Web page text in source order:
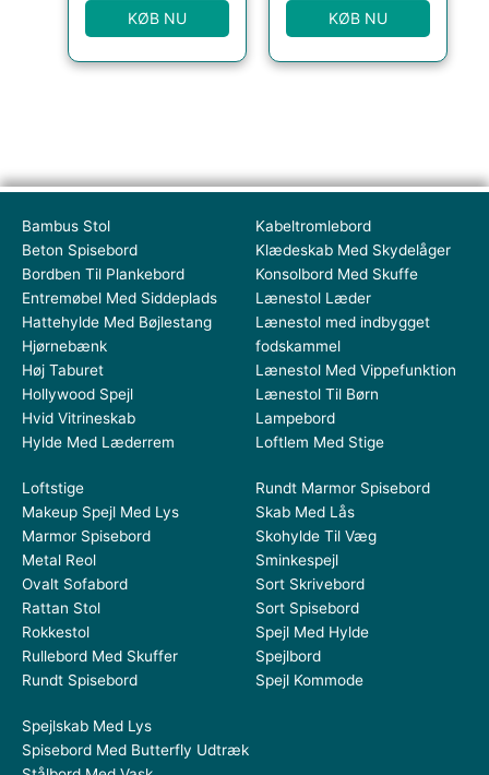
KØB NU KØB NU
Bambus Stol
Beton Spisebord
Bordben Til Plankebord
Entremøbel Med Siddeplads
Hattehylde Med Bøjlestang
Hjørnebænk
Høj Taburet
Hollywood Spejl
Hvid Vitrineskab
Hylde Med Læderrem
Kabeltromlebord
Klædeskab Med Skydelåger
Konsolbord Med Skuffe
Lænestol Læder
Lænestol med indbygget
fodskammel
Lænestol Med Vippefunktion
Lænestol Til Børn
Lampebord
Loftlem Med Stige
Loftstige
Makeup Spejl Med Lys
Marmor Spisebord
Metal Reol
Ovalt Sofabord
Rattan Stol
Rokkestol
Rullebord Med Skuffer
Rundt Spisebord
Rundt Marmor Spisebord
Skab Med Lås
Skohylde Til Væg
Sminkespejl
Sort Skrivebord
Sort Spisebord
Spejl Med Hylde
Spejlbord
Spejl Kommode
Spejlskab Med Lys
Spisebord Med Butterfly Udtræk